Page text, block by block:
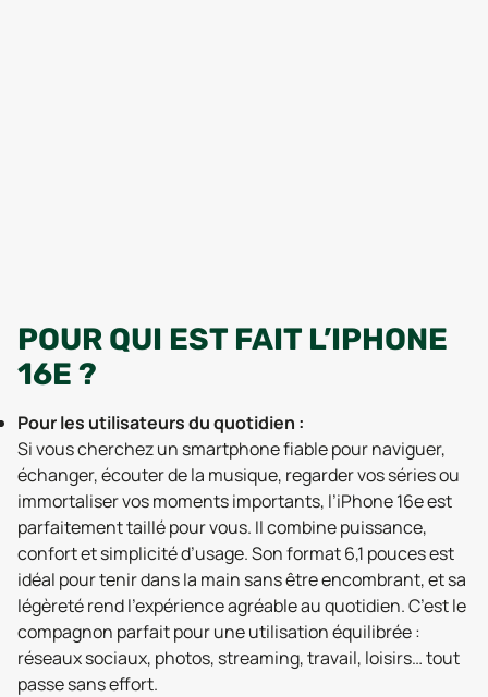
POUR QUI EST FAIT L’IPHONE
16E ?
Pour les utilisateurs du quotidien :
Si vous cherchez un smartphone fiable pour naviguer,
échanger, écouter de la musique, regarder vos séries ou
immortaliser vos moments importants, l’iPhone 16e est
parfaitement taillé pour vous. Il combine puissance,
confort et simplicité d’usage. Son format 6,1 pouces est
idéal pour tenir dans la main sans être encombrant, et sa
légèreté rend l’expérience agréable au quotidien. C’est le
compagnon parfait pour une utilisation équilibrée :
réseaux sociaux, photos, streaming, travail, loisirs… tout
passe sans effort.